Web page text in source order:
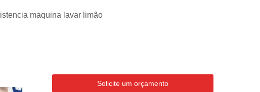
Ar Condicionado Portatil
de Ar Condicionado Portatil
maquina lavar limão
Solicite um orçamento